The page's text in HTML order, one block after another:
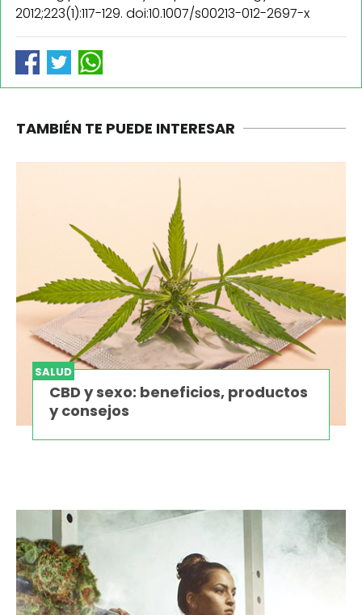
2012;223(1):117-129. doi:10.1007/s00213-012-2697-x
TAMBIÉN TE PUEDE INTERESAR
SALUD
CBD y sexo: beneficios, productos
y consejos